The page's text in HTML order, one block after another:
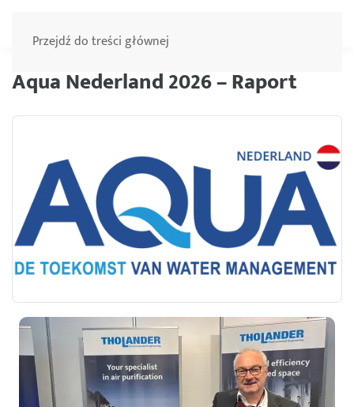
Przejdź do treści głównej
Aqua Nederland 2026 – Raport